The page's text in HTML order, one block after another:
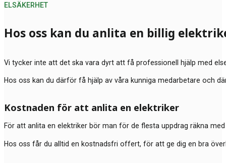
Hos oss kan du anlita en billig
Vi tycker inte att det ska vara dyrt att få professionell hjälp med
Hos oss kan du därför få hjälp av våra kunniga medarbetare och
ELSÄKERHET
Kostnaden för att anlita en elektriker
För att anlita en elektriker bör man för de flesta uppdrag räkna
Hos oss får du alltid en kostnadsfri offert, för att ge dig en bra